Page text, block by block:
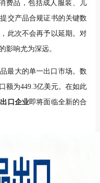
费品，包括成人服装、儿
交产品合规证书的关键数
此次不会再予以延期。对
影响尤为深远。
最大的单一出口市场。数
额为449.3亿美元。在如此
口企业即将面临全新的合